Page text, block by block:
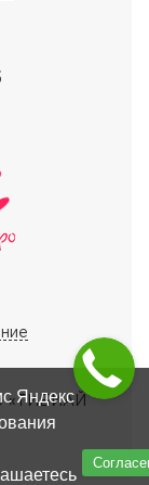
«ТИБИАЙ
Яндекс